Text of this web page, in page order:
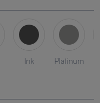
Ink Platinum